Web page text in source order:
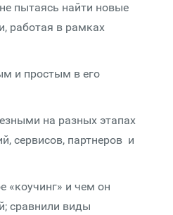
пытаясь найти новые
работая в рамках
и простым в его
на разных этапах
сервисов, партнеров и
«коучинг» и чем он
сравнили виды